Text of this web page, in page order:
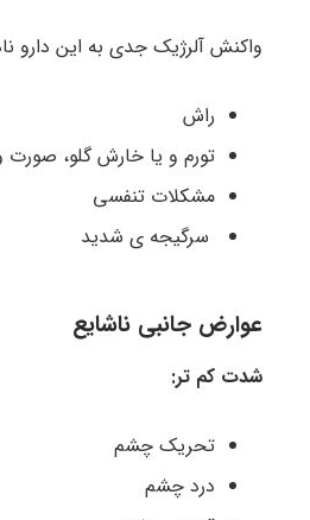
واکنش آلرژیک جدی به این دارو
راش
تورم و یا خارش گلو، صورت
مشکلات تنفسی
سرگیجه ی شدید
عوارض جانبی ناشایع
شدت کم تر:
تحریک چشم
درد چشم